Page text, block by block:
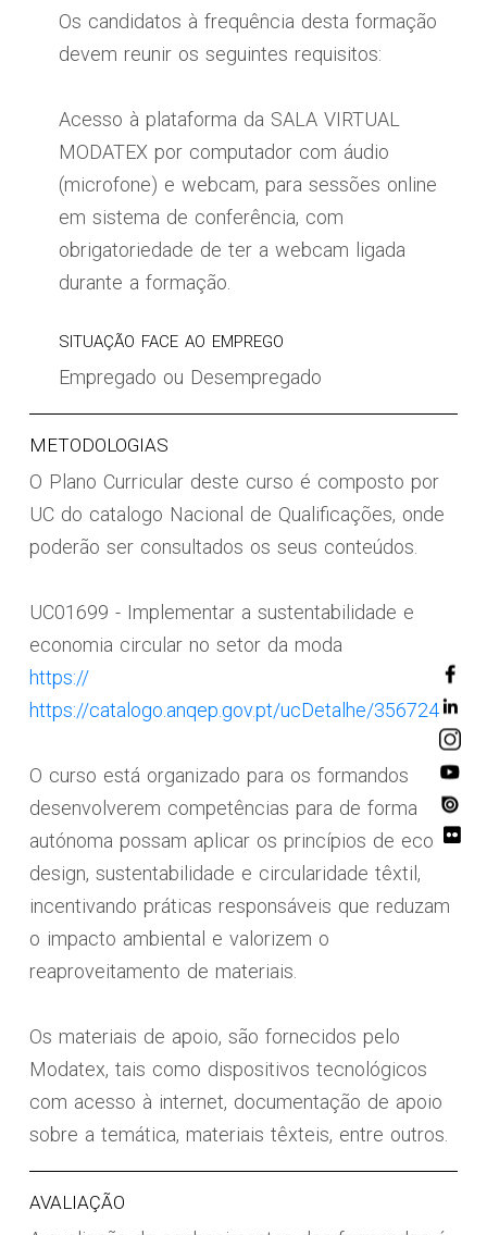
Os candidatos à frequência desta formação
devem reunir os seguintes requisitos:
Acesso à plataforma da SALA VIRTUAL
MODATEX por computador com áudio
(microfone) e webcam, para sessões online
em sistema de conferência, com
obrigatoriedade de ter a webcam ligada
durante a formação.
SITUAÇÃO FACE AO EMPREGO
Empregado ou Desempregado
METODOLOGIAS
O Plano Curricular deste curso é composto por
UC do catalogo Nacional de Qualificações, onde
poderão ser consultados os seus conteúdos.
UC01699 - Implementar a sustentabilidade e
economia circular no setor da moda
https://
https://catalogo.anqep.gov.pt/ucDetalhe/356724
O curso está organizado para os formandos
desenvolverem competências para de forma
autónoma possam aplicar os princípios de eco
design, sustentabilidade e circularidade têxtil,
incentivando práticas responsáveis que reduzam
o impacto ambiental e valorizem o
reaproveitamento de materiais.
Os materiais de apoio, são fornecidos pelo
Modatex, tais como dispositivos tecnológicos
com acesso à internet, documentação de apoio
sobre a temática, materiais têxteis, entre outros.
AVALIAÇÃO